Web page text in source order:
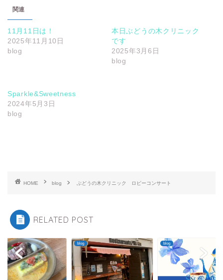
関連
11月11日は！
2025年11月10日
blog
本日ぶどうの木クリニック
です
2025年3月6日
blog
Sparkle&Sweetness
2024年5月3日
blog
HOME blog ぶどうの木クリニック ロビーコンサート
RELATED POST
blog blog